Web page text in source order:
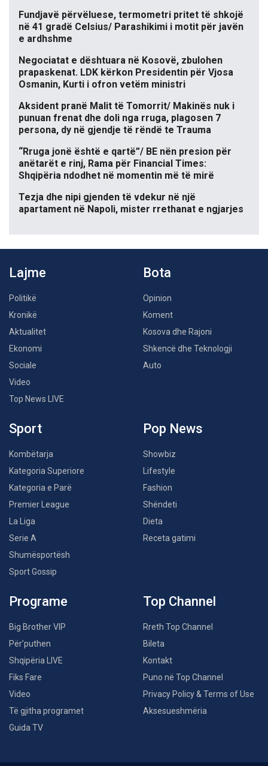
Fundjavë përvëluese, termometri pritet të shkojë
në 41 gradë Celsius/ Parashikimi i motit për javën
e ardhshme
Negociatat e dështuara në Kosovë, zbulohen
prapaskenat. LDK kërkon Presidentin për Vjosa
Osmanin, Kurti i ofron vetëm ministri
Aksident pranë Malit të Tomorrit/ Makinës nuk i
punuan frenat dhe doli nga rruga, plagosen 7
persona, dy në gjendje të rëndë te Trauma
“Rruga jonë është e qartë”/ BE nën presion për
anëtarët e rinj, Rama për Financial Times:
Shqipëria ndodhet në momentin më të mirë
Tezja dhe nipi gjenden të vdekur në një
apartament në Napoli, mister rrethanat e ngjarjes
Lajme
Politikë
Kronikë
Aktualitet
Ekonomi
Sociale
Video
Top News LIVE
Bota
Opinion
Koment
Kosova dhe Rajoni
Shkencë dhe Teknologji
Auto
Sport
Kombëtarja
Kategoria Superiore
Kategoria e Parë
Premier League
La Liga
Serie A
Shumësportësh
Sport Gossip
Pop News
Showbiz
Lifestyle
Fashion
Shëndeti
Dieta
Receta gatimi
Programe
Big Brother VIP
Për’puthen
Shqipëria LIVE
Fiks Fare
Video
Të gjitha programet
Guida TV
Top Channel
Rreth Top Channel
Bileta
Kontakt
Puno në Top Channel
Privacy Policy & Terms of Use
Aksesueshmëria